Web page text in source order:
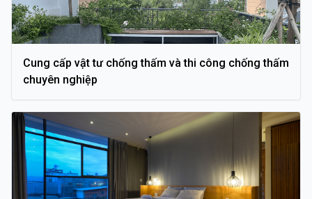
Cung cấp vật tư chống thấm và thi công chống thấm
chuyên nghiệp